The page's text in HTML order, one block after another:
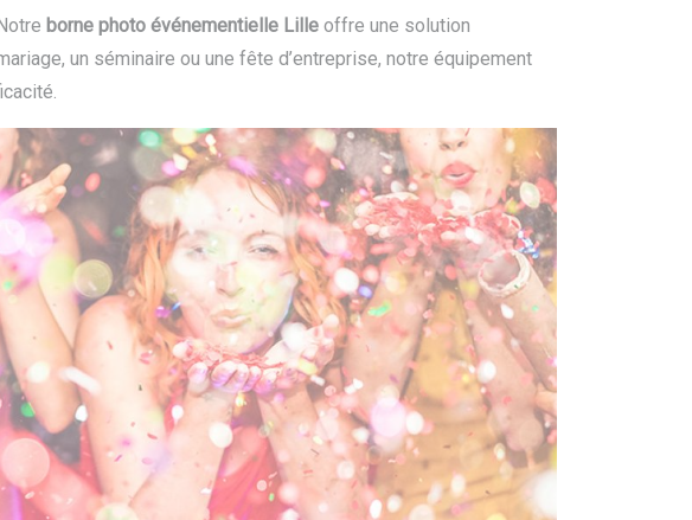
borne photo événementielle Lille offre une solution
un séminaire ou une fête d’entreprise, notre équipement